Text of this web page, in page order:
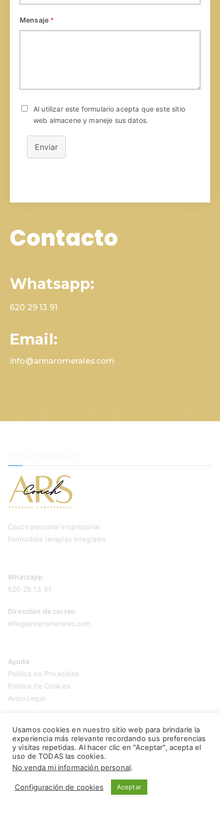
Mensaje *
Al utilizar este formulario acepta que este sitio
web almacene y maneje sus datos.
Enviar
Contacto
Whatsapp:
620 29 13 91
Email:
info@annaromerales.com
Coach personal empresarial
Formadora terapias integrales
Whatsapp
620 29 13 91
Dirección de correo
info@annaromerales.com
Ayuda
Política de Privacidad
Política de Cookies
Aviso Legal
Usamos cookies en nuestro sitio web para brindarle la
experiencia más relevante recordando sus preferencias
y visitas repetidas. Al hacer clic en "Aceptar", acepta el
uso de TODAS las cookies.
No venda mi información personal.
Configuración de cookies Aceptar